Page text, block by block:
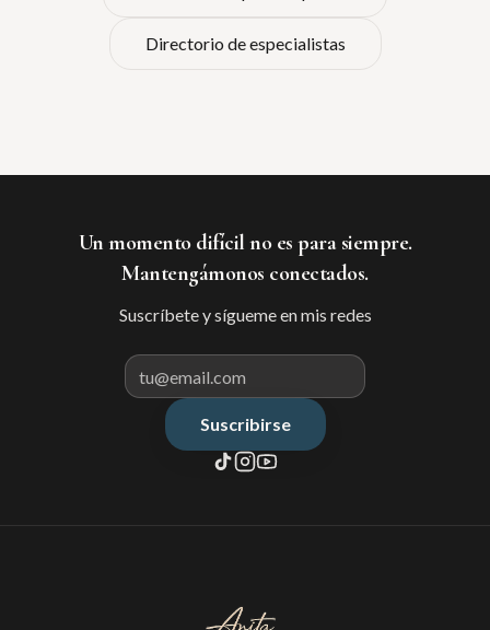
Directorio de especialistas
Un momento difícil no es para siempre.
Mantengámonos conectados.
Suscríbete y sígueme en mis redes
Correo electrónico para
Suscribirse